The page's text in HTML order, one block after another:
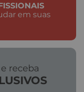
em suas
receba